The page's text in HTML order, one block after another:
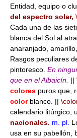
Entidad, equipo o
del espectro solar,
Cada una de las
blanca del Sol al
anaranjado,
Rasgos peculiares
pintoresco. En
que en el Albaicín. ||
colores puros que,
colorblanco. ||
calendario litúrgico,
nacionales. m. pl.
usa en su pabellón,